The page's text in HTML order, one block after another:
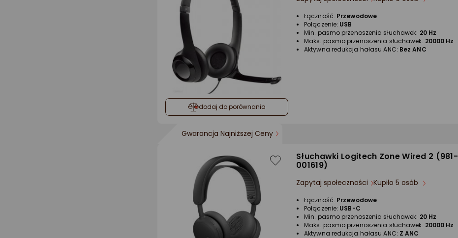
dodaj do porównania
Łączność: Przewodowe
Połączenie: USB
Min. pasmo przenoszenia słuchawek: 20 Hz
Maks. pasmo przenoszenia słuchawek: 20000 Hz
Aktywna redukcja hałasu ANC: Bez ANC
Gwarancja Najniższej Ceny
Słuchawki Logitech Zone Wired 2 (981-
001619)
Zapytaj społeczności Kupiło 5 osób
Łączność: Przewodowe
Połączenie: USB-C
Min. pasmo przenoszenia słuchawek: 20 Hz
Maks. pasmo przenoszenia słuchawek: 20000 Hz
Aktywna redukcja hałasu ANC: Z ANC